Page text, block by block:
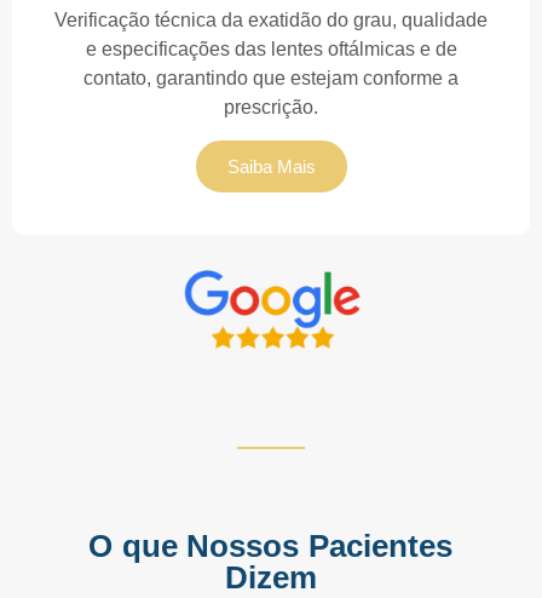
Verificação técnica da exatidão do grau, qualidade
e especificações das lentes oftálmicas e de
contato, garantindo que estejam conforme a
prescrição.
Saiba Mais
O que Nossos Pacientes
Dizem